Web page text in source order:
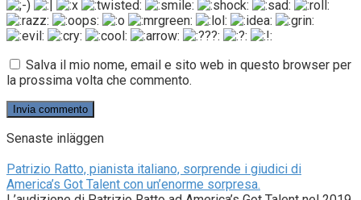
Salva il mio nome, email e sito web in questo browser per
la prossima volta che commento.
Senaste inläggen
Patrizio Ratto, pianista italiano, sorprende i giudici di
America’s Got Talent con un’enorme sorpresa.